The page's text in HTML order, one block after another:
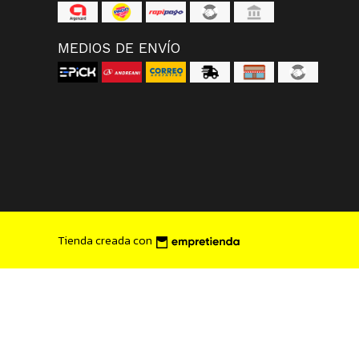
MEDIOS DE ENVÍO
Tienda creada con